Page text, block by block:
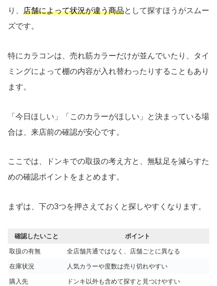
り、 店舗によって状況が違う商品として探すほうがスムー
ズです。
特にカラコンは、売れ筋カラーだけが並んでいたり、タイ
ミングによって棚の内容が入れ替わったりすることもあり
ます。
「今日ほしい」「このカラーがほしい」と決まっている場
合は、来店前の確認が安心です。
ここでは、ドンキでの取扱の考え方と、無駄足を減らすた
めの確認ポイントをまとめます。
まずは、下の3つを押さえておくと探しやすくなります。
確認したいこと ポイント
取扱の有無 全店舗共通ではなく、店舗ごとに異なる
在庫状況 人気カラーや度数は売り切れやすい
購入先 ドンキ以外も含めて探すと見つけやすい